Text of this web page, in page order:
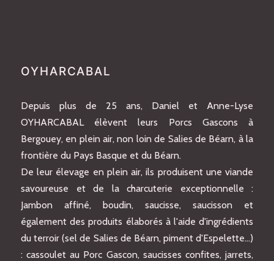
OYHARCABAL
Depuis plus de 25 ans, Daniel et Anne-Lyse
OYHARCABAL élèvent leurs Porcs Gascons à
Bergouey, en plein air, non loin de Salies de Béarn, à la
frontière du Pays Basque et du Béarn.
De leur élevage en plein air, ils produisent une viande
savoureuse et de la charcuterie exceptionnelle :
Jambon affiné, boudin, saucisse, saucisson et
également des produits élaborés à l'aide d'ingrédients
du terroir (sel de Salies de Béarn, piment d'Espelette…)
: cassoulet au Porc Gascon, saucisses confites, jarrets,